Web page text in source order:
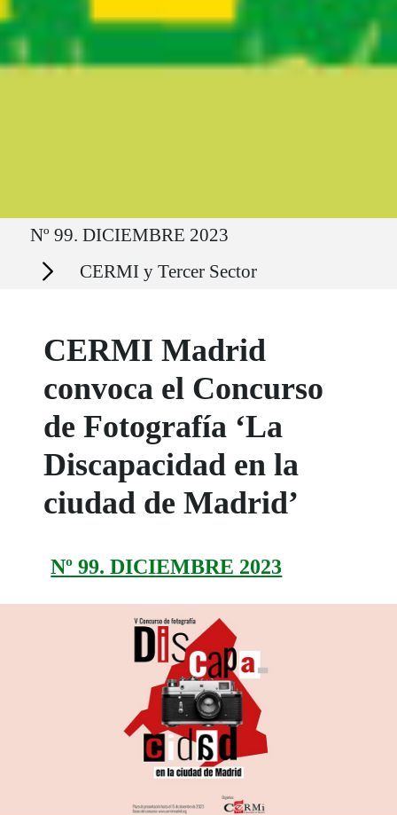
Ruta del sitio
Nº 99. DICIEMBRE 2023
Secciones CERMI y Tercer Sector
CERMI Madrid
convoca el Concurso
de Fotografía ‘La
Discapacidad en la
ciudad de Madrid’
Nº 99. DICIEMBRE 2023